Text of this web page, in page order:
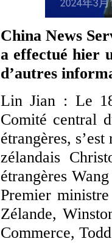
China News
a effectué hier
d’autres
Lin Jian : Le
Comité central
étrangères,
zélandais
étrangères
Premier
Zélande,
Commerce,